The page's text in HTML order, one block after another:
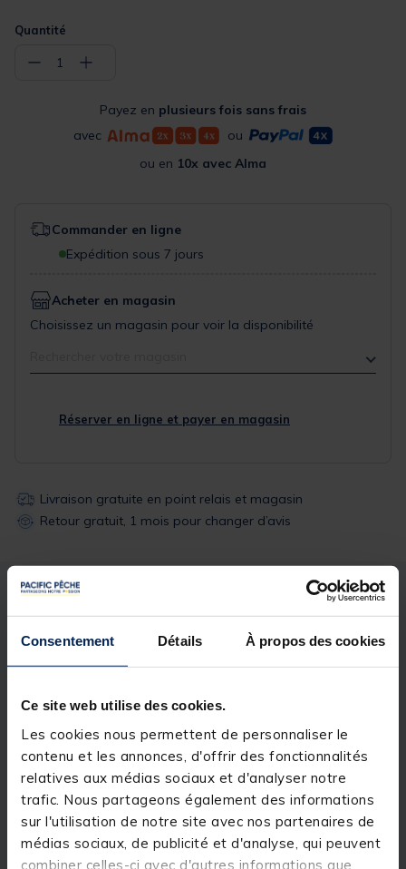
Consentement Détails À propos des cookies
Ce site web utilise des cookies.
Les cookies nous permettent de personnaliser le
contenu et les annonces, d'offrir des fonctionnalités
relatives aux médias sociaux et d'analyser notre
trafic. Nous partageons également des informations
sur l'utilisation de notre site avec nos partenaires de
médias sociaux, de publicité et d'analyse, qui peuvent
combiner celles-ci avec d'autres informations que
Quantité
− 1 +
Payez en plusieurs fois sans frais
avec
ou
ou en 10x avec Alma
Commander en ligne
Expédition sous 7 jours
Acheter en magasin
Choisissez un magasin pour voir la disponibilité
Réserver en ligne et payer en magasin
Livraison gratuite en point relais et magasin
Retour gratuit, 1 mois pour changer d’avis
Description & détails
Description
La mouche JMC Pirat en hameçon de 14 est une
imitation parfaite de sedge.
Spécifications